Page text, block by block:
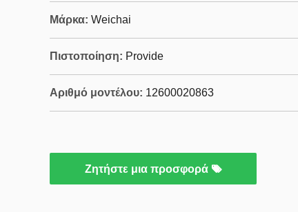
Μάρκα: Weichai
Πιστοποίηση: Provide
Αριθμό μοντέλου: 12600020863
Ζητήστε μια προσφορά